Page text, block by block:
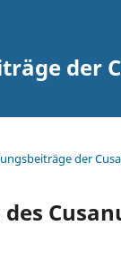
der
der